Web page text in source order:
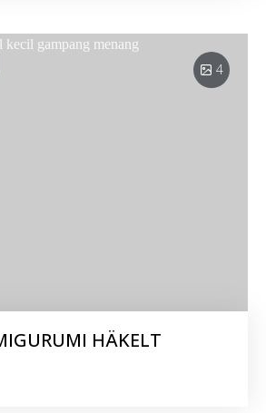
4
HÄKELT